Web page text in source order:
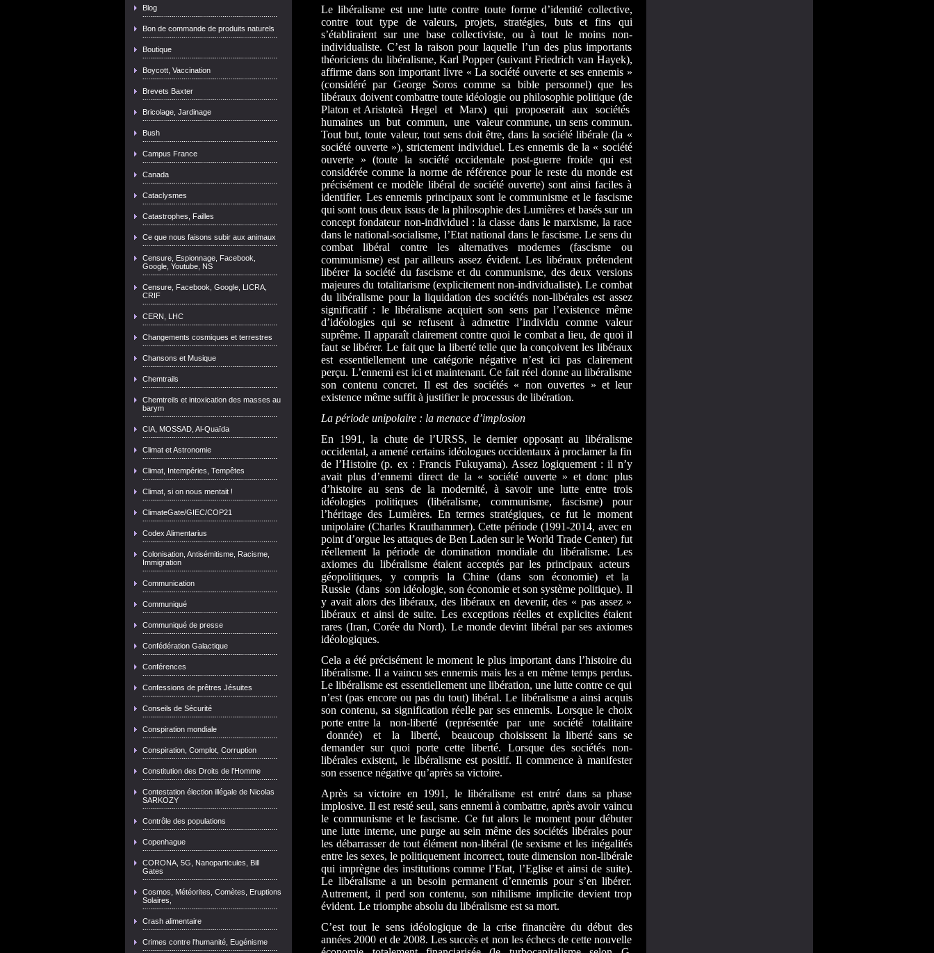
Blog
Bon de commande de produits naturels
Boutique
Boycott, Vaccination
Brevets Baxter
Bricolage, Jardinage
Bush
Campus France
Canada
Cataclysmes
Catastrophes, Failles
Ce que nous faisons subir aux animaux
Censure, Espionnage, Facebook,
Google, Youtube, NS
Censure, Facebook, Google, LICRA,
CRIF
CERN, LHC
Changements cosmiques et terrestres
Chansons et Musique
Chemtrails
Chemtreils et intoxication des masses au
barym
CIA, MOSSAD, Al-Quaïda
Climat et Astronomie
Climat, Intempéries, Tempêtes
Climat, si on nous mentait !
ClimateGate/GIEC/COP21
Codex Alimentarius
Colonisation, Antisémitisme, Racisme,
Immigration
Communication
Communiqué
Communiqué de presse
Confédération Galactique
Conférences
Confessions de prêtres Jésuites
Conseils de Sécurité
Conspiration mondiale
Conspiration, Complot, Corruption
Constitution des Droits de l'Homme
Contestation élection illégale de Nicolas
SARKOZY
Contrôle des populations
Copenhague
CORONA, 5G, Nanoparticules, Bill
Gates
Cosmos, Météorites, Comètes, Eruptions
Solaires,
Crash alimentaire
Crimes contre l'humanité, Eugénisme
Le libéralisme est une lutte contre toute forme d’identité collective,
contre tout type de valeurs, projets, stratégies, buts et fins qui
s’établiraient sur une base collectiviste, ou à tout le moins non-
individualiste. C’est la raison pour laquelle l’un des plus importants
théoriciens du libéralisme, Karl Popper (suivant Friedrich van Hayek),
affirme dans son important livre « La société ouverte et ses ennemis »
(considéré par George Soros comme sa bible personnel) que les
libéraux doivent combattre toute idéologie ou philosophie politique (de
Platon et Aristoteà Hegel et Marx) qui proposerait aux sociétés
humaines un but commun, une valeur commune, un sens commun.
Tout but, toute valeur, tout sens doit être, dans la société libérale (la «
société ouverte »), strictement individuel. Les ennemis de la « société
ouverte » (toute la société occidentale post-guerre froide qui est
considérée comme la norme de référence pour le reste du monde est
précisément ce modèle libéral de société ouverte) sont ainsi faciles à
identifier. Les ennemis principaux sont le communisme et le fascisme
qui sont tous deux issus de la philosophie des Lumières et basés sur un
concept fondateur non-individuel : la classe dans le marxisme, la race
dans le national-socialisme, l’Etat national dans le fascisme. Le sens du
combat libéral contre les alternatives modernes (fascisme ou
communisme) est par ailleurs assez évident. Les libéraux prétendent
libérer la société du fascisme et du communisme, des deux versions
majeures du totalitarisme (explicitement non-individualiste). Le combat
du libéralisme pour la liquidation des sociétés non-libérales est assez
significatif : le libéralisme acquiert son sens par l’existence même
d’idéologies qui se refusent à admettre l’individu comme valeur
suprême. Il apparaît clairement contre quoi le combat a lieu, de quoi il
faut se libérer. Le fait que la liberté telle que la conçoivent les libéraux
est essentiellement une catégorie négative n’est ici pas clairement
perçu. L’ennemi est ici et maintenant. Ce fait réel donne au libéralisme
son contenu concret. Il est des sociétés « non ouvertes » et leur
existence même suffit à justifier le processus de libération.
La période unipolaire : la menace d’implosion
En 1991, la chute de l’URSS, le dernier opposant au libéralisme
occidental, a amené certains idéologues occidentaux à proclamer la fin
de l’Histoire (p. ex : Francis Fukuyama). Assez logiquement : il n’y
avait plus d’ennemi direct de la « société ouverte » et donc plus
d’histoire au sens de la modernité, à savoir une lutte entre trois
idéologies politiques (libéralisme, communisme, fascisme) pour
l’héritage des Lumières. En termes stratégiques, ce fut le moment
unipolaire (Charles Krauthammer). Cette période (1991-2014, avec en
point d’orgue les attaques de Ben Laden sur le World Trade Center) fut
réellement la période de domination mondiale du libéralisme. Les
axiomes du libéralisme étaient acceptés par les principaux acteurs
géopolitiques, y compris la Chine (dans son économie) et la
Russie (dans son idéologie, son économie et son système politique). Il
y avait alors des libéraux, des libéraux en devenir, des « pas assez »
libéraux et ainsi de suite. Les exceptions réelles et explicites étaient
rares (Iran, Corée du Nord). Le monde devint libéral par ses axiomes
idéologiques.
Cela a été précisément le moment le plus important dans l’histoire du
libéralisme. Il a vaincu ses ennemis mais les a en même temps perdus.
Le libéralisme est essentiellement une libération, une lutte contre ce qui
n’est (pas encore ou pas du tout) libéral. Le libéralisme a ainsi acquis
son contenu, sa signification réelle par ses ennemis. Lorsque le choix
porte entre la non-liberté (représentée par une société totalitaire
donnée) et la liberté, beaucoup choisissent la liberté sans se
demander sur quoi porte cette liberté. Lorsque des sociétés non-
libérales existent, le libéralisme est positif. Il commence à manifester
son essence négative qu’après sa victoire.
Après sa victoire en 1991, le libéralisme est entré dans sa phase
implosive. Il est resté seul, sans ennemi à combattre, après avoir vaincu
le communisme et le fascisme. Ce fut alors le moment pour débuter
une lutte interne, une purge au sein même des sociétés libérales pour
les débarrasser de tout élément non-libéral (le sexisme et les inégalités
entre les sexes, le politiquement incorrect, toute dimension non-libérale
qui imprègne des institutions comme l’Etat, l’Eglise et ainsi de suite).
Le libéralisme a un besoin permanent d’ennemis pour s’en libérer.
Autrement, il perd son contenu, son nihilisme implicite devient trop
évident. Le triomphe absolu du libéralisme est sa mort.
C’est tout le sens idéologique de la crise financière du début des
années 2000 et de 2008. Les succès et non les échecs de cette nouvelle